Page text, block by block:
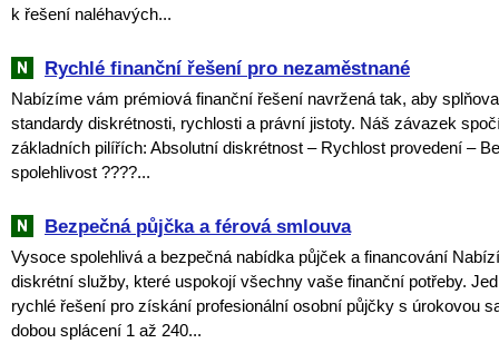
k řešení naléhavých...
Rychlé finanční řešení pro nezaměstnané
Nabízíme vám prémiová finanční řešení navržená tak, aby
standardy diskrétnosti, rychlosti a právní jistoty. Náš závazek
základních pilířích: Absolutní diskrétnost – Rychlost provedení –
spolehlivost ????...
Bezpečná půjčka a férová smlouva
Vysoce spolehlivá a bezpečná nabídka půjček a financování
diskrétní služby, které uspokojí všechny vaše finanční potřeby.
rychlé řešení pro získání profesionální osobní půjčky s úrokovou
dobou splácení 1 až 240...